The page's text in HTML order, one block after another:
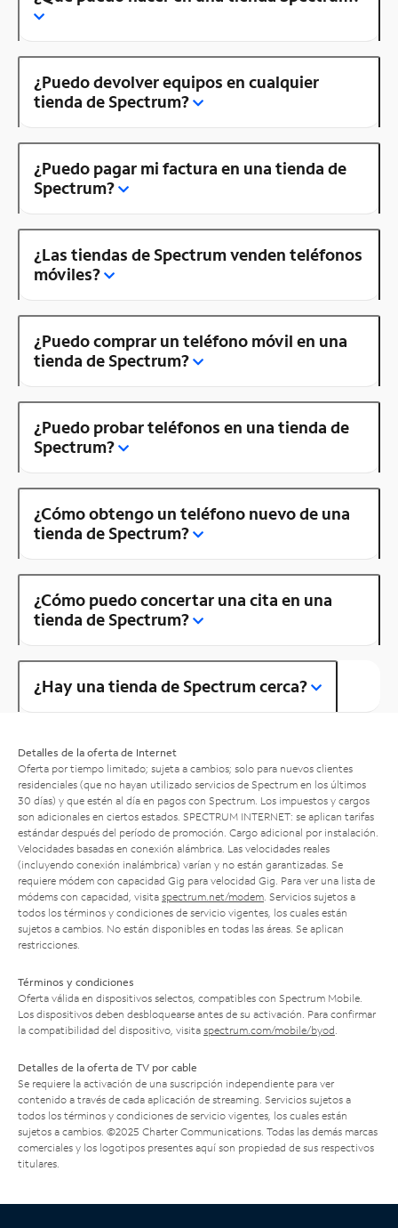
¿Puedo devolver equipos en cualquier
tienda de Spectrum?
¿Puedo pagar mi factura en una tienda de
Spectrum?
¿Las tiendas de Spectrum venden teléfonos
móviles?
¿Puedo comprar un teléfono móvil en una
tienda de Spectrum?
¿Puedo probar teléfonos en una tienda de
Spectrum?
¿Cómo obtengo un teléfono nuevo de una
tienda de Spectrum?
¿Cómo puedo concertar una cita en una
tienda de Spectrum?
¿Hay una tienda de Spectrum cerca?
Detalles de la oferta de Internet
Oferta por tiempo limitado; sujeta a cambios; solo para nuevos clientes
residenciales (que no hayan utilizado servicios de Spectrum en los últimos
30 días) y que estén al día en pagos con Spectrum. Los impuestos y cargos
son adicionales en ciertos estados. SPECTRUM INTERNET: se aplican tarifas
estándar después del período de promoción. Cargo adicional por instalación.
Velocidades basadas en conexión alámbrica. Las velocidades reales
(incluyendo conexión inalámbrica) varían y no están garantizadas. Se
requiere módem con capacidad Gig para velocidad Gig. Para ver una lista de
módems con capacidad, visita spectrum.net/modem . Servicios sujetos a
todos los términos y condiciones de servicio vigentes, los cuales están
sujetos a cambios. No están disponibles en todas las áreas. Se aplican
restricciones.
Términos y condiciones
Oferta válida en dispositivos selectos, compatibles con Spectrum Mobile.
Los dispositivos deben desbloquearse antes de su activación. Para confirmar
la compatibilidad del dispositivo, visita spectrum.com/mobile/byod
Detalles de la oferta de TV por cable
Se requiere la activación de una suscripción independiente para ver
contenido a través de cada aplicación de streaming. Servicios sujetos a
todos los términos y condiciones de servicio vigentes, los cuales están
sujetos a cambios. ©2025 Charter Communications. Todas las demás marcas
comerciales y los logotipos presentes aquí son propiedad de sus respectivos
titulares.